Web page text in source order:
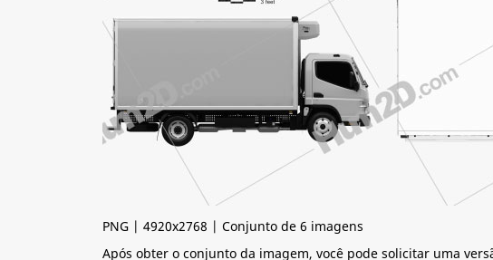
PNG | 4920x2768 | Conjunto de 6 imagens
Após obter o conjunto da imagem, você pode solicitar uma